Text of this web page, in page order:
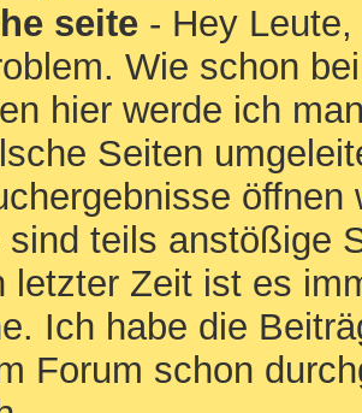
seite - Hey
Wie schon
hier werde ich
Seiten
öffnen
sind teils anstößige
letzter Zeit ist es
Ich habe die
Forum schon